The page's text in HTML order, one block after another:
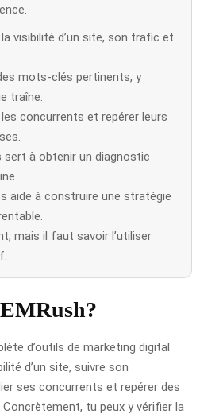
visibilité d’un site, son trafic et
mots-clés pertinents, y
traîne.
concurrents et repérer leurs
sert à obtenir un diagnostic
aide à construire une stratégie
mais il faut savoir l’utiliser
d’outils de marketing digital
d’un site, suivre son
ses concurrents et repérer des
tu peux y vérifier la